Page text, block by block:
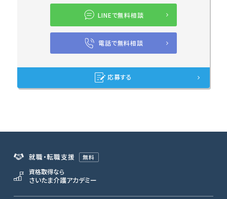
LINEで無料相談
電話で無料相談
応募する
就職・転職支援 無料
資格取得なら
さいたま介護アカデミー